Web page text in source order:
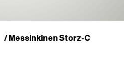
/ Messinkinen Storz-C